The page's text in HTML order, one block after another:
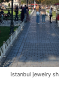
istanbul jewelry